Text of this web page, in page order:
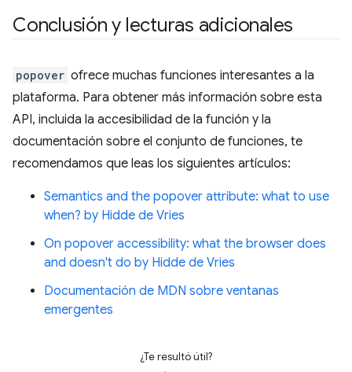
Conclusión y lecturas adicionales
popover ofrece muchas funciones interesantes a la
plataforma. Para obtener más información sobre esta
API, incluida la accesibilidad de la función y la
documentación sobre el conjunto de funciones, te
recomendamos que leas los siguientes artículos:
Semantics and the popover attribute: what to use
when? by Hidde de Vries
On popover accessibility: what the browser does
and doesn't do by Hidde de Vries
Documentación de MDN sobre ventanas
emergentes
¿Te resultó útil?